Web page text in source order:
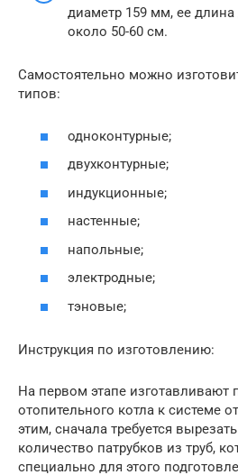
диаметр 159 мм, ее
около 50-60 см.
Самостоятельно можно
типов:
одноконтурные;
двухконтурные;
индукционные;
настенные;
напольные;
электродные;
тэновые;
Инструкция по изготовлению:
На первом этапе изготавливают
отопительного котла к системе
этим, сначала требуется
количество патрубков из труб,
специально для этого